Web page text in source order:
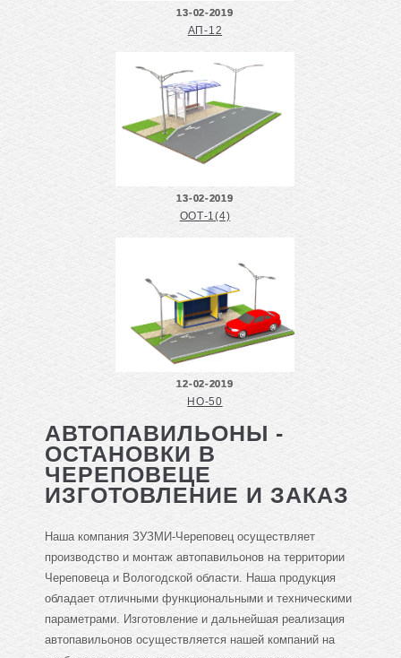
13-02-2019
АП-12
13-02-2019
ООТ-1(4)
12-02-2019
НО-50
АВТОПАВИЛЬОНЫ -
ОСТАНОВКИ В
ЧЕРЕПОВЕЦЕ
ИЗГОТОВЛЕНИЕ И ЗАКАЗ
Наша компания ЗУЗМИ-Череповец осуществляет
производство и монтаж автопавильонов на территории
Череповеца и Вологодской области. Наша продукция
обладает отличными функциональными и техническими
параметрами. Изготовление и дальнейшая реализация
автопавильонов осуществляется нашей компаний на